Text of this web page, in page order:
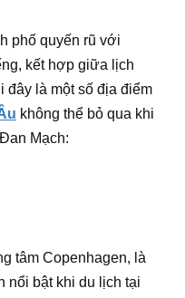
phố quyến rũ với
kết hợp giữa lịch
là một số địa điểm
không thể bỏ qua khi
Mạch:
tâm Copenhagen, là
nổi bật khi du lịch tại